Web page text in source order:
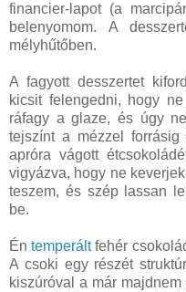
financier-lapot (a
belenyomom. A
mélyhűtőben.
A fagyott desszertet
kicsit felengedni, hogy
ráfagy a glaze, és úgy
tejszínt a mézzel forrásig
apróra vágott
vigyázva, hogy ne
teszem, és szép lassan
be.
Éntemperáltfehér
A csoki egy részét
kiszúróval a már